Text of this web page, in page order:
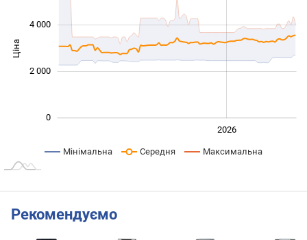
Ціна
0
2 000
4 000
2026
Мінімальна Середня Максимальна
Рекомендуємо